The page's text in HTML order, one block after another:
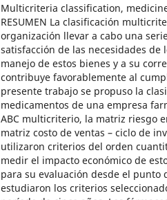
Multicriteria classification,
RESUMEN La clasificación
organización llevar a cabo una
satisfacción de las necesidades de
manejo de estos bienes y a su
contribuye favorablemente al
presente trabajo se propuso la
medicamentos de una empresa
ABC multicriterio, la matriz riesgo
matriz costo de ventas – ciclo de
utilizaron criterios del orden
medir el impacto económico de
para su evaluación desde el punto
estudiaron los criterios